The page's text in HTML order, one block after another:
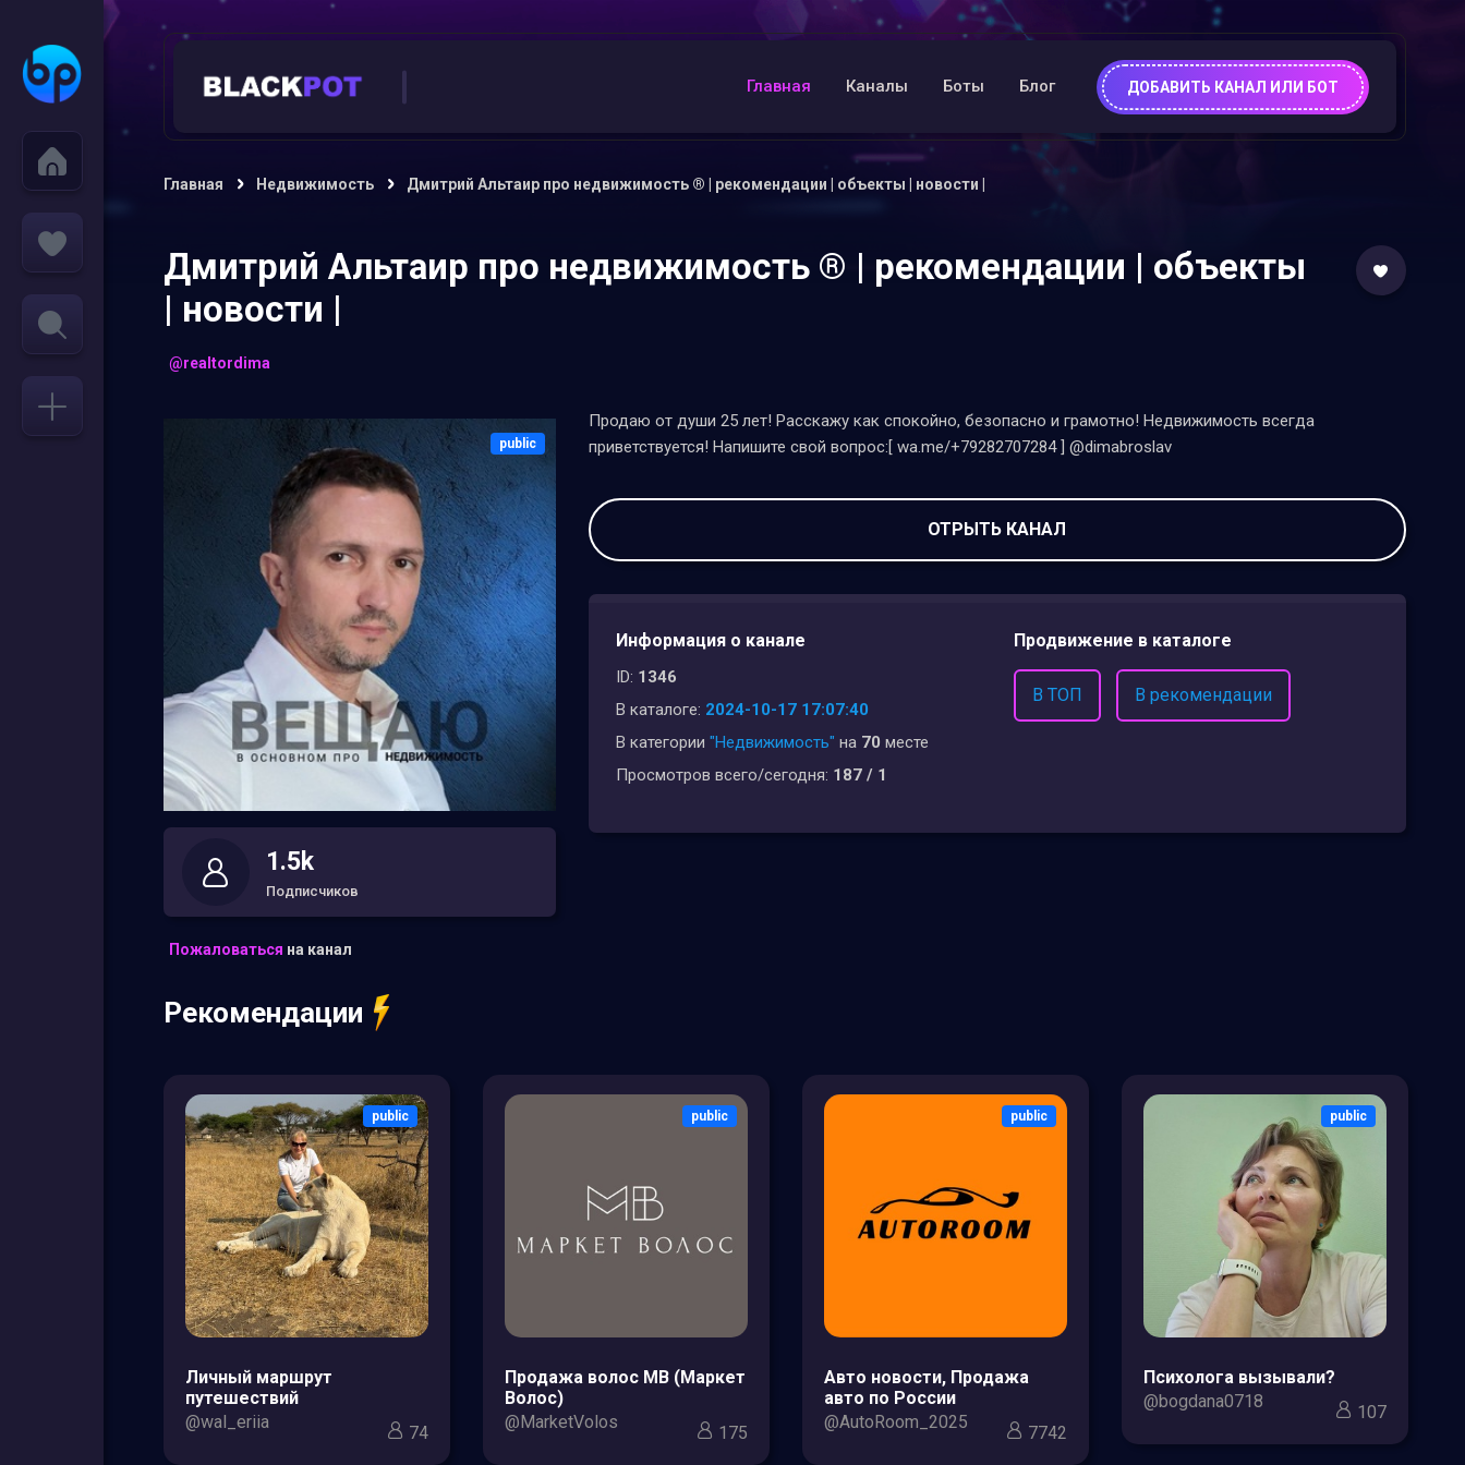
Главная Каналы Боты Блог ДОБАВИТЬ КАНАЛ ИЛИ БОТ
Главная Недвижимость Дмитрий Альтаир про недвижимость ®️ | рекомендации | объекты | новости |
Дмитрий Альтаир про недвижимость ®️ | рекомендации | объекты
| новости |
@realtordima
public
1.5k
Подписчиков
Пожаловаться на канал
Продаю от души 25 лет! Расскажу как спокойно, безопасно и грамотно! Недвижимость всегда
приветствуется! Напишите свой вопрос:[ wa.me/+79282707284 ] @dimabroslav
ОТРЫТЬ КАНАЛ
Информация о канале
ID: 1346
В каталоге: 2024-10-17 17:07:40
В категории "Недвижимость" на 70 месте
Просмотров всего/сегодня: 187 / 1
Продвижение в каталоге
В ТОП В рекомендации
Рекомендации
public
Личный маршрут
путешествий
@wal_eriia
74
public
Продажа волос МВ (Маркет
Волос)
@MarketVolos
175
public
Авто новости, Продажа
авто по России
@AutoRoom_2025
7742
public
Психолога вызывали?
@bogdana0718
107